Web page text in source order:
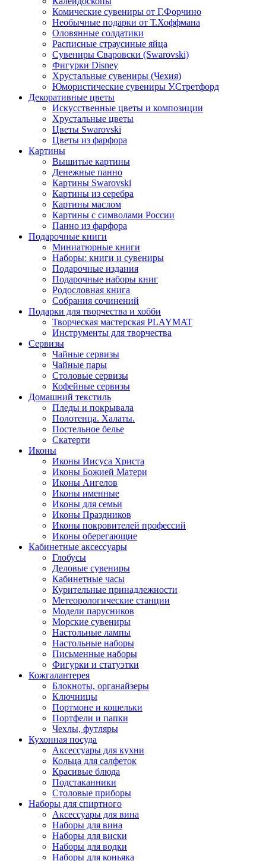
Комические сувениры от Г.Форчино
Необычные подарки от Т.Хоффмана
Оловянные солдатики
Расписные страусиные яйца
Сувениры Сваровски (Swarovski)
Фигурки Disney
Хрустальные сувениры (Чехия)
Юмористические сувениры У.Стретфорд
Декоративные цветы
Искусственные цветы и композиции
Хрустальные цветы
Цветы Swarovski
Цветы из фарфора
Картины
Вышитые картины
Денежные панно
Картины Swarovski
Картины из серебра
Картины маслом
Картины с символами России
Панно из фарфора
Подарочные книги
Миниатюрные книги
Наборы: книги и сувениры
Подарочные издания
Подарочные наборы книг
Родословная книга
Собрания сочинений
Подарки для творчества и хобби
Творческая мастерская PLAYMAT
Инструменты для творчества
Cервизы
Чайные сервизы
Чайные пары
Столовые сервизы
Кофейные сервизы
Домашний текстиль
Пледы и покрывала
Полотенца. Халаты.
Постельное белье
Скатерти
Иконы
Иконы Иисуса Христа
Иконы Божией Матери
Иконы Ангелов
Иконы именные
Иконы для семьи
Иконы Праздников
Иконы покровителей профессий
Иконы оберегающие
Кабинетные аксессуары
Глобусы
Деловые сувениры
Кабинетные часы
Курительные принадлежности
Метеорологические станции
Модели парусников
Морские сувениры
Настольные лампы
Настольные наборы
Письменные наборы
Фигурки и статуэтки
Кожгалантерея
Блокноты, органайзеры
Ключницы
Портмоне и кошельки
Портфели и папки
Чехлы, футляры
Кухонная посуда
Аксессуары для кухни
Кольца для салфеток
Красивые блюда
Подстаканники
Столовые приборы
Наборы для спиртного
Аксессуары для вина
Наборы для вина
Наборы для виски
Наборы для водки
Наборы для коньяка